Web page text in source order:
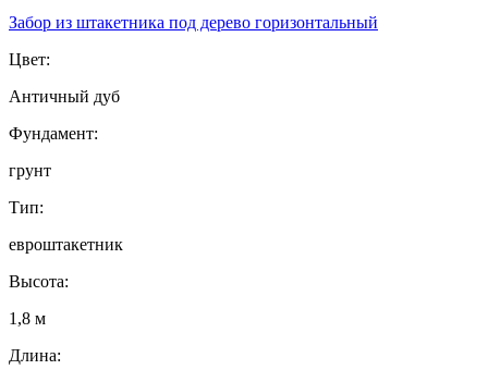
Забор из штакетника под дерево горизонтальный
Цвет:
Античный дуб
Фундамент:
грунт
Тип:
евроштакетник
Высота:
1,8 м
Длина: